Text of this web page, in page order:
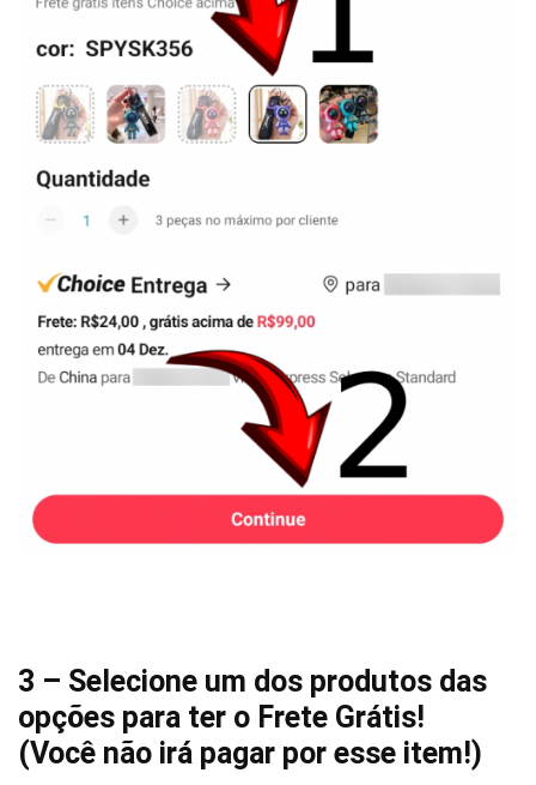
3 – Selecione um dos produtos das
opções para ter o Frete Grátis!
(Você não irá pagar por esse item!)